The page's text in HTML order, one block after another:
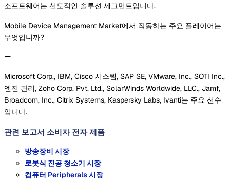
소프트웨어는 선도적인 솔루션 세그먼트입니다.
Mobile Device Management Market에서 작동하는 주요 플레이어는
무엇입니까?
Microsoft Corp., IBM, Cisco 시스템, SAP SE, VMware, Inc., SOTI Inc.,
엔진 관리, Zoho Corp. Pvt. Ltd., SolarWinds Worldwide, LLC., Jamf,
Broadcom, Inc., Citrix Systems, Kaspersky Labs, Ivanti는 주요 선수
입니다.
관련 보고서 소비자 전자 제품
방송장비 시장
로봇식 진공 청소기 시장
컴퓨터 Peripherals 시장